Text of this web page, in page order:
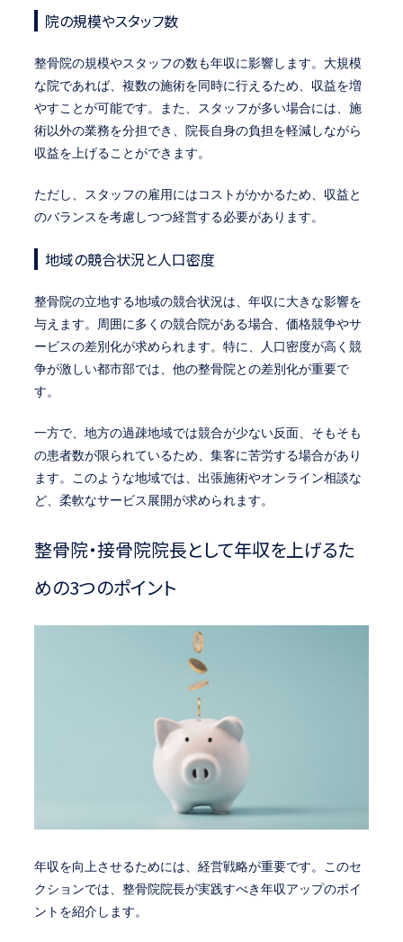
院の規模やスタッフ数
整骨院の規模やスタッフの数も年収に影響します。大規模
な院であれば、複数の施術を同時に行えるため、収益を増
やすことが可能です。また、スタッフが多い場合には、施
術以外の業務を分担でき、院長自身の負担を軽減しながら
収益を上げることができます。
ただし、スタッフの雇用にはコストがかかるため、収益と
のバランスを考慮しつつ経営する必要があります。
地域の競合状況と人口密度
整骨院の立地する地域の競合状況は、年収に大きな影響を
与えます。周囲に多くの競合院がある場合、価格競争やサ
ービスの差別化が求められます。特に、人口密度が高く競
争が激しい都市部では、他の整骨院との差別化が重要で
す。
一方で、地方の過疎地域では競合が少ない反面、そもそも
の患者数が限られているため、集客に苦労する場合があり
ます。このような地域では、出張施術やオンライン相談な
ど、柔軟なサービス展開が求められます。
整骨院・接骨院院長として年収を上げるた
めの3つのポイント
年収を向上させるためには、経営戦略が重要です。このセ
クションでは、整骨院院長が実践すべき年収アップのポイ
ントを紹介します。